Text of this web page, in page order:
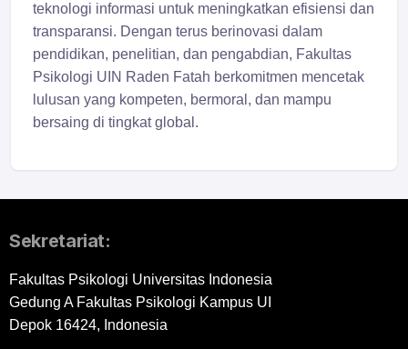
teknologi informasi untuk meningkatkan efisiensi dan
transparansi. Dengan terus berinovasi dalam
pendidikan, penelitian, dan pengabdian, Fakultas
Psikologi UIN Raden Fatah berkomitmen mencetak
lulusan yang kompeten, bermoral, dan mampu
bersaing di tingkat global.
Sekretariat:
Fakultas Psikologi Universitas Indonesia
Gedung A Fakultas Psikologi Kampus UI
Depok 16424, Indonesia